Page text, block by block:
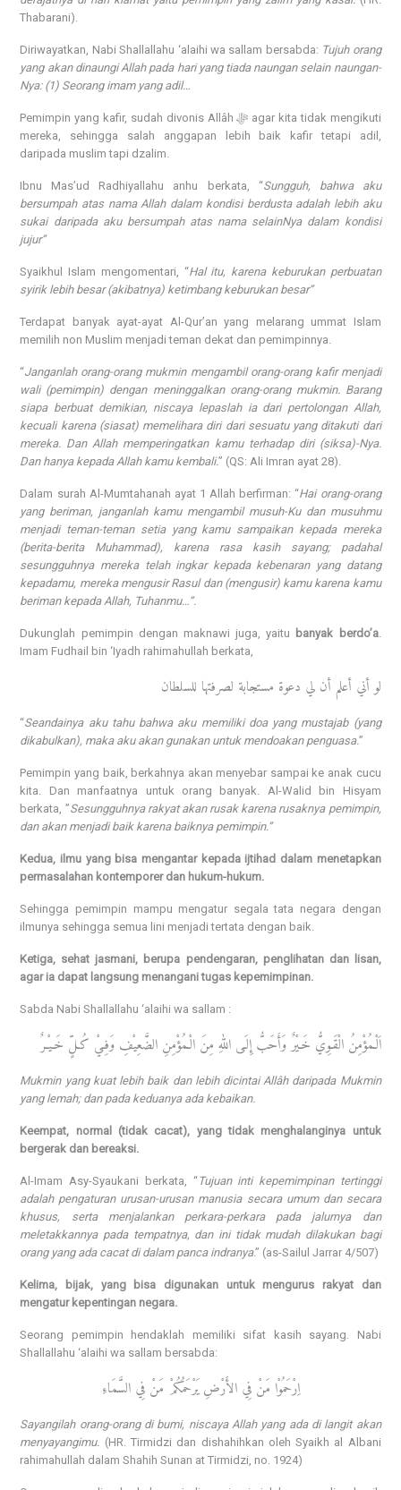
Thabarani).
Diriwayatkan, Nabi Shallallahu ‘alaihi wa sallam bersabda: Tujuh orang
yang akan dinaungi Allah pada hari yang tiada naungan selain naungan-
Nya: (1) Seorang imam yang adil…
Pemimpin yang kafir, sudah divonis Allâh ﷻ agar kita tidak mengikuti
mereka, sehingga salah anggapan lebih baik kafir tetapi adil,
daripada muslim tapi dzalim.
Ibnu Mas’ud Radhiyallahu anhu berkata, “Sungguh, bahwa aku
bersumpah atas nama Allah dalam kondisi berdusta adalah lebih aku
sukai daripada aku bersumpah atas nama selainNya dalam kondisi
jujur”
Syaikhul Islam mengomentari, “Hal itu, karena keburukan perbuatan
syirik lebih besar (akibatnya) ketimbang keburukan besar”
Terdapat banyak ayat-ayat Al-Qur’an yang melarang ummat Islam
memilih non Muslim menjadi teman dekat dan pemimpinnya.
“Janganlah orang-orang mukmin mengambil orang-orang kafir menjadi
wali (pemimpin) dengan meninggalkan orang-orang mukmin. Barang
siapa berbuat demikian, niscaya lepaslah ia dari pertolongan Allah,
kecuali karena (siasat) memelihara diri dari sesuatu yang ditakuti dari
mereka. Dan Allah memperingatkan kamu terhadap diri (siksa)-Nya.
Dan hanya kepada Allah kamu kembali.” (QS: Ali Imran ayat 28).
Dalam surah Al-Mumtahanah ayat 1 Allah berfirman: “Hai orang-orang
yang beriman, janganlah kamu mengambil musuh-Ku dan musuhmu
menjadi teman-teman setia yang kamu sampaikan kepada mereka
(berita-berita Muhammad), karena rasa kasih sayang; padahal
sesungguhnya mereka telah ingkar kepada kebenaran yang datang
kepadamu, mereka mengusir Rasul dan (mengusir) kamu karena kamu
beriman kepada Allah, Tuhanmu…”.
Dukunglah pemimpin dengan maknawi juga, yaitu banyak berdo’a.
Imam Fudhail bin ‘Iyadh rahimahullah berkata,
لو أني أعلم أن لي دعوة مستجابة لصرفتها للسلطان
“Seandainya aku tahu bahwa aku memiliki doa yang mustajab (yang
dikabulkan), maka aku akan gunakan untuk mendoakan penguasa.”
Pemimpin yang baik, berkahnya akan menyebar sampai ke anak cucu
kita. Dan manfaatnya untuk orang banyak. Al-Walid bin Hisyam
berkata, ”Sesungguhnya rakyat akan rusak karena rusaknya pemimpin,
dan akan menjadi baik karena baiknya pemimpin.”
Kedua, ilmu yang bisa mengantar kepada ijtihad dalam menetapkan
permasalahan kontemporer dan hukum-hukum.
Sehingga pemimpin mampu mengatur segala tata negara dengan
ilmunya sehingga semua lini menjadi tertata dengan baik.
Ketiga, sehat jasmani, berupa pendengaran, penglihatan dan lisan,
agar ia dapat langsung menangani tugas kepemimpinan.
Sabda Nabi Shallallahu ‘alaihi wa sallam :
اَلْـمُؤْمِنُ الْقَـوِيُّ خَـيْرٌ وَأَحَبُّ إِلَـى اللهِ مِنَ الْـمُؤْمِنِ الضَّعِيْفِ وَفِـيْ كُـلٍّ خَـيْـرٌ
Mukmin yang kuat lebih baik dan lebih dicintai Allâh daripada Mukmin
yang lemah; dan pada keduanya ada kebaikan.
Keempat, normal (tidak cacat), yang tidak menghalanginya untuk
bergerak dan bereaksi.
Al-Imam Asy-Syaukani berkata, “Tujuan inti kepemimpinan tertinggi
adalah pengaturan urusan-urusan manusia secara umum dan secara
khusus, serta menjalankan perkara-perkara pada jalurnya dan
meletakkannya pada tempatnya, dan ini tidak mudah dilakukan bagi
orang yang ada cacat di dalam panca indranya.” (as-Sailul Jarrar 4/507)
Kelima, bijak, yang bisa digunakan untuk mengurus rakyat dan
mengatur kepentingan negara.
Seorang pemimpin hendaklah memiliki sifat kasih sayang. Nabi
Shallallahu ‘alaihi wa sallam bersabda:
اِرْحَمُوْا مَنْ فِي الأَرْضِ يَرْحَمُكُمْ مَنْ فِي السَّمَاءِ
Sayangilah orang-orang di bumi, niscaya Allah yang ada di langit akan
menyayangimu. (HR. Tirmidzi dan dishahihkan oleh Syaikh al Albani
rahimahullah dalam Shahih Sunan at Tirmidzi, no. 1924)